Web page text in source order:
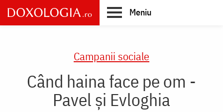
Skip
to
main
Meniu
Campanii sociale
Când haina face pe om -
Pavel și Evloghia